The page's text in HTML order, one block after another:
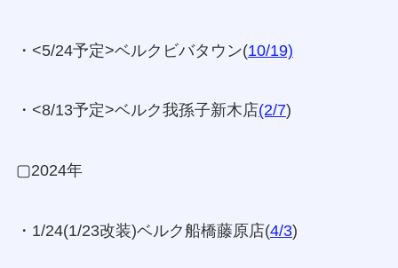
・<5/24予定>ベルクビバタウン(10/19)
・<8/13予定>ベルク我孫子新木店(2/7)
▢2024年
・1/24(1/23改装)ベルク船橋藤原店(4/3)